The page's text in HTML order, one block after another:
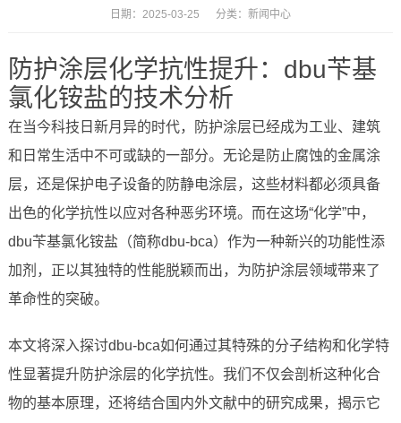
日期：2025-03-25 分类： 新闻中心
防护涂层化学抗性提升：dbu苄基
氯化铵盐的技术分析
在当今科技日新月异的时代，防护涂层已经成为工业、建筑
和日常生活中不可或缺的一部分。无论是防止腐蚀的金属涂
层，还是保护电子设备的防静电涂层，这些材料都必须具备
出色的化学抗性以应对各种恶劣环境。而在这场“化学”中，
dbu苄基氯化铵盐（简称dbu-bca）作为一种新兴的功能性添
加剂，正以其独特的性能脱颖而出，为防护涂层领域带来了
革命性的突破。
本文将深入探讨dbu-bca如何通过其特殊的分子结构和化学特
性显著提升防护涂层的化学抗性。我们不仅会剖析这种化合
物的基本原理，还将结合国内外文献中的研究成果，揭示它